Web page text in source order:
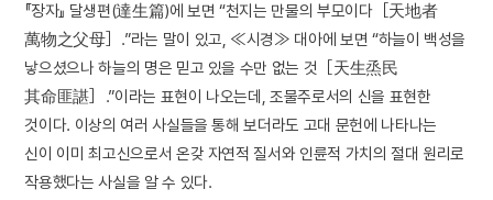
『장자』 달생편(達生篇)에 보면 “천지는 만물의 부모이다［天地者
萬物之父母］.”라는 말이 있고, ≪시경≫ 대아에 보면 “하늘이 백성을
낳으셨으나 하늘의 명은 믿고 있을 수만 없는 것［天生烝民
其命匪諶］.”이라는 표현이 나오는데, 조물주로서의 신을 표현한
것이다. 이상의 여러 사실들을 통해 보더라도 고대 문헌에 나타나는
신이 이미 최고신으로서 온갖 자연적 질서와 인륜적 가치의 절대 원리로
작용했다는 사실을 알 수 있다.